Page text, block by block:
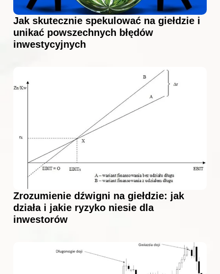
Jak skutecznie spekulować na giełdzie i
unikać powszechnych błędów
inwestycyjnych
Zrozumienie dźwigni na giełdzie: jak
działa i jakie ryzyko niesie dla
inwestorów